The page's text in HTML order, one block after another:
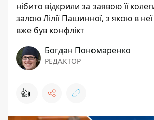
нібито відкрили за заявою її
залою Лілії Пашинної, з якою в
вже був конфлікт
Богдан Пономаренко
РЕДАКТОР
👍